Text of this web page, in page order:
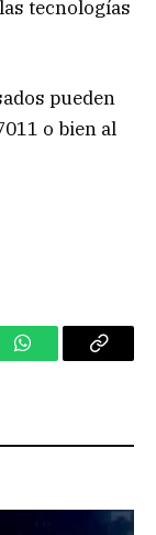
tecnologías
pueden
o bien al
WhatsAppCopy